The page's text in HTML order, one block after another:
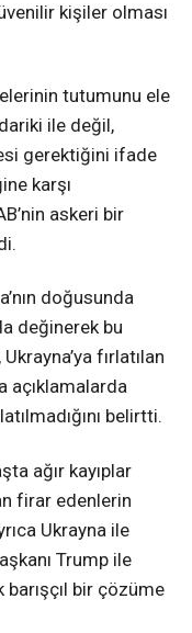
kişiler olması
tutumunu ele
ile değil,
gerektiğini ifade
karşı
askeri bir
doğusunda
değinerek bu
fırlatılan
açıklamalarda
belirtti.
ağır kayıplar
firar edenlerin
Ukrayna ile
Trump ile
bir çözüme